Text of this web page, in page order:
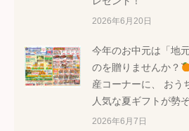
2026年6月20日
今年のお中元は「地
のを贈りませんか？
産コーナーに、 おう
人気な夏ギフトが勢
2026年6月7日